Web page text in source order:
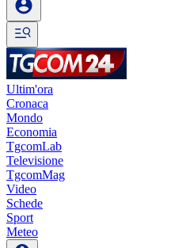
Ultim'ora
Cronaca
Mondo
Economia
TgcomLab
Televisione
TgcomMag
Video
Schede
Sport
Meteo